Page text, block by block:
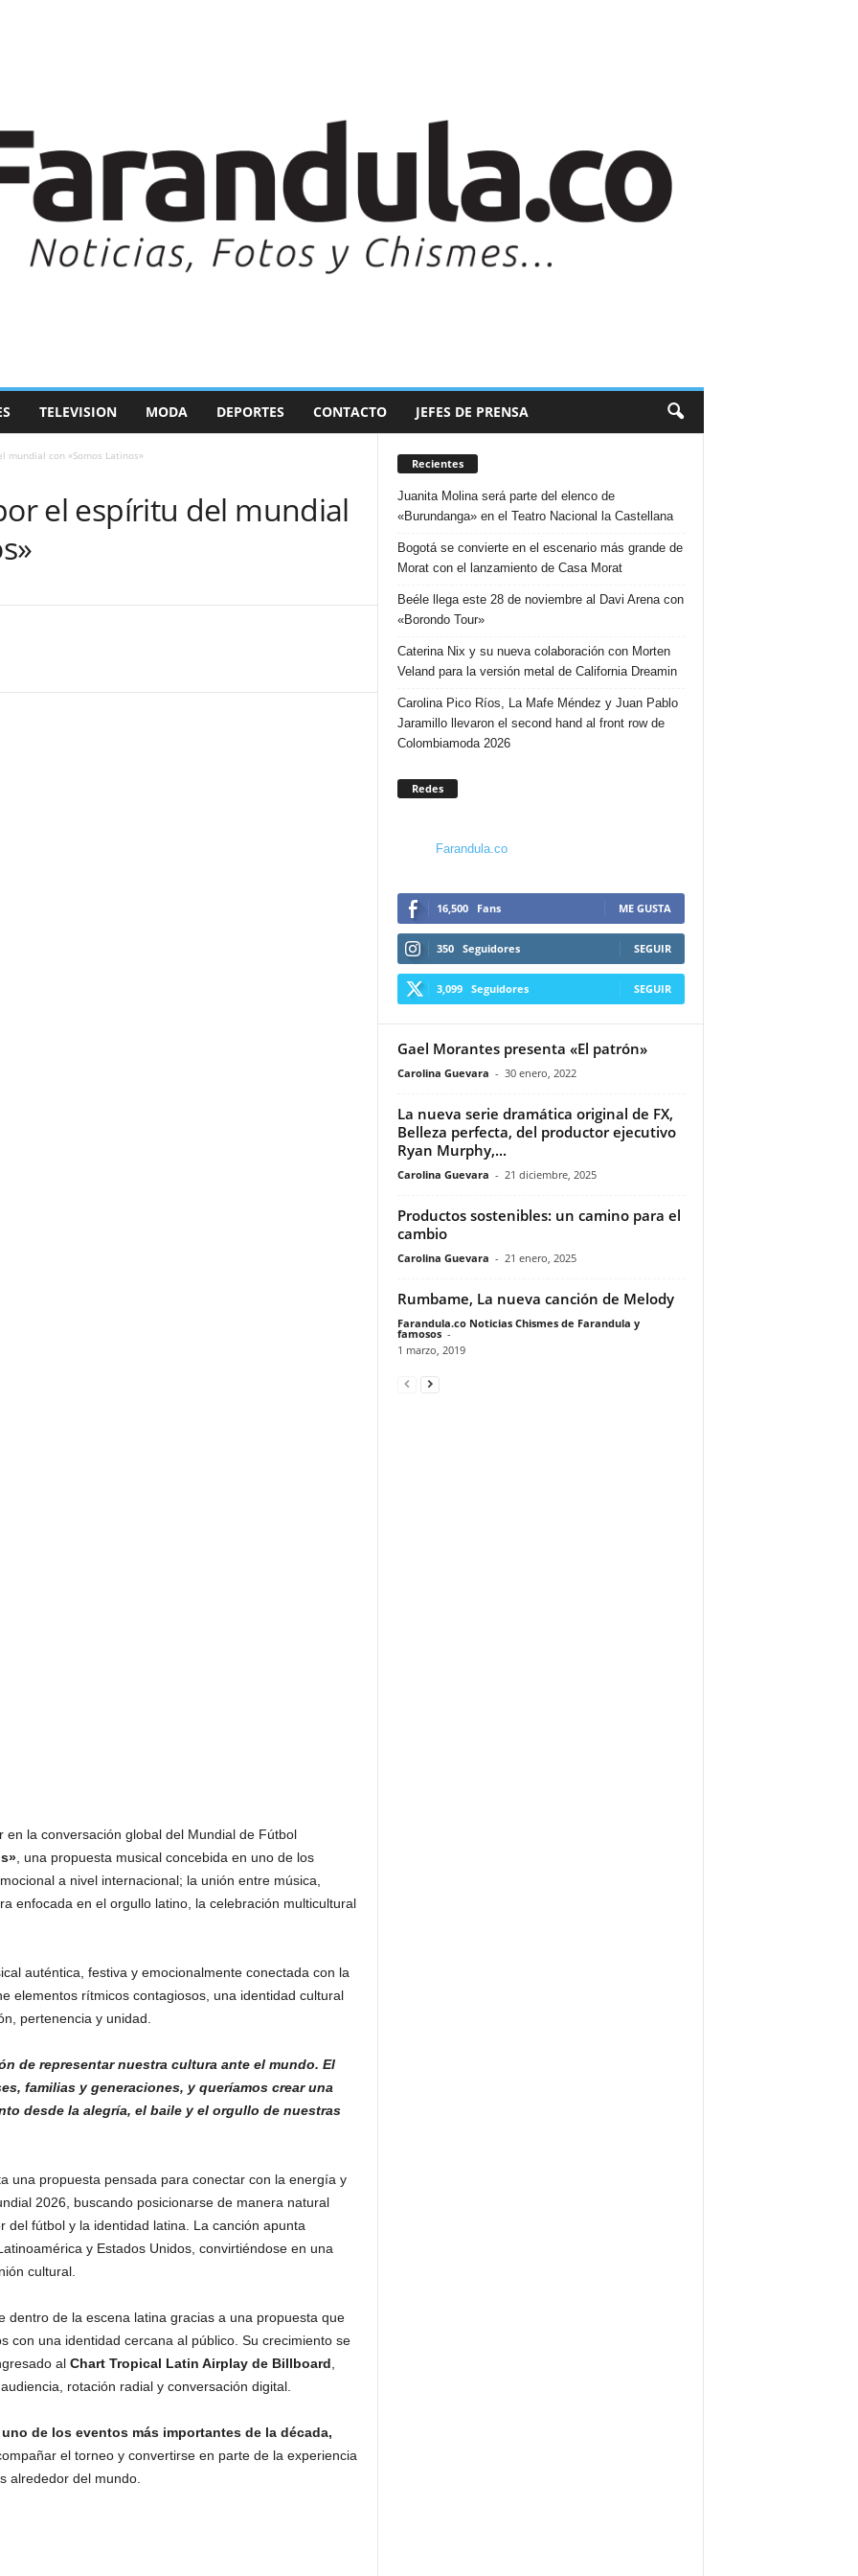
TELEVISION MODA DEPORTES CONTACTO JEFES DE PRENSA
mundial con »Somos Latinos»
el espíritu del mundial
la conversación global del Mundial de Fútbol
, una propuesta musical concebida en uno de los
a nivel internacional; la unión entre música,
enfocada en el orgullo latino, la celebración multicultural
auténtica, festiva y emocionalmente conectada con la
elementos rítmicos contagiosos, una identidad cultural
pertenencia y unidad.
de representar nuestra cultura ante el mundo. El
familias y generaciones, y queríamos crear una
desde la alegría, el baile y el orgullo de nuestras
una propuesta pensada para conectar con la energía y
2026, buscando posicionarse de manera natural
fútbol y la identidad latina. La canción apunta
y Estados Unidos, convirtiéndose en una
cultural.
dentro de la escena latina gracias a una propuesta que
con una identidad cercana al público. Su crecimiento se
al Chart Tropical Latin Airplay de Billboard
rotación radial y conversación digital.
de los eventos más importantes de la década,
el torneo y convertirse en parte de la experiencia
alrededor del mundo.
Recientes
Juanita Molina será parte del elenco de
«Burundanga» en el Teatro Nacional la Castellana
Bogotá se convierte en el escenario más grande de
Morat con el lanzamiento de Casa Morat
Beéle llega este 28 de noviembre al Davi Arena con
«Borondo Tour»
Caterina Nix y su nueva colaboración con Morten
Veland para la versión metal de California Dreamin
Carolina Pico Ríos, La Mafe Méndez y Juan Pablo
Jaramillo llevaron el second hand al front row de
Colombiamoda 2026
Redes
Farandula.co
16,500 Fans ME GUSTA
350 Seguidores SEGUIR
3,099 Seguidores SEGUIR
Gael Morantes presenta «El patrón»
Carolina Guevara - 30 enero, 2022
La nueva serie dramática original de FX,
Belleza perfecta, del productor ejecutivo
Ryan Murphy,...
Carolina Guevara - 21 diciembre, 2025
Productos sostenibles: un camino para el
cambio
Carolina Guevara - 21 enero, 2025
Rumbame, La nueva canción de Melody
Farandula.co Noticias Chismes de Farandula y
famosos -
1 marzo, 2019